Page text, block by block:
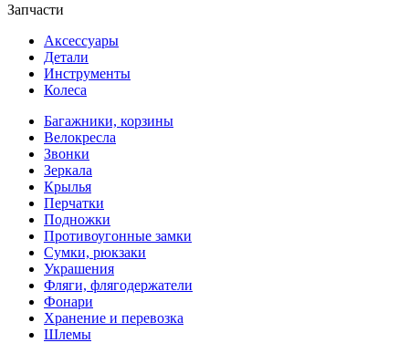
Запчасти
Аксессуары
Детали
Инструменты
Колеса
Багажники, корзины
Велокресла
Звонки
Зеркала
Крылья
Перчатки
Подножки
Противоугонные замки
Сумки, рюкзаки
Украшения
Фляги, флягодержатели
Фонари
Хранение и перевозка
Шлемы